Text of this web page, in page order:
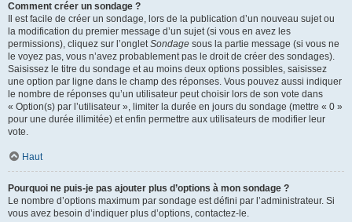
Comment créer un sondage ?
Il est facile de créer un sondage, lors de la publication d’un nouveau sujet ou
la modification du premier message d’un sujet (si vous en avez les
permissions), cliquez sur l’ongletSondage sous la partie message (si vous ne
le voyez pas, vous n’avez probablement pas le droit de créer des sondages).
Saisissez le titre du sondage et au moins deux options possibles, saisissez
une option par ligne dans le champ des réponses. Vous pouvez aussi indiquer
le nombre de réponses qu’un utilisateur peut choisir lors de son vote dans
« Option(s) par l’utilisateur », limiter la durée en jours du sondage (mettre « 0 »
pour une durée illimitée) et enfin permettre aux utilisateurs de modifier leur
vote.
Haut
Pourquoi ne puis-je pas ajouter plus d’options à mon sondage ?
Le nombre d’options maximum par sondage est défini par l’administrateur. Si
vous avez besoin d’indiquer plus d’options, contactez-le.